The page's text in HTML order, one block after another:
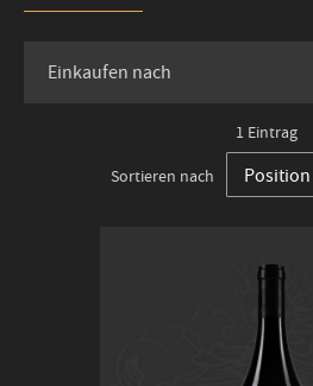
1 Eintrag
Sortieren nach
Einkaufen nach